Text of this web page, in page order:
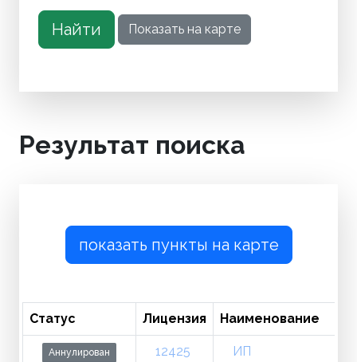
Результат поиска
показать пункты на карте
Статус Лицензия Наименование
Аннулирован 12425
ИП